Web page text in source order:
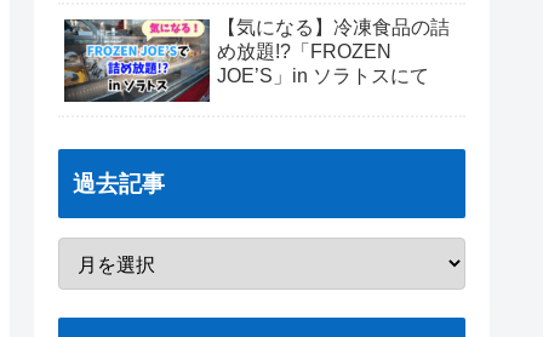
【気になる】冷凍食品の詰
め放題!?「FROZEN
JOE’S」in ソラトスにて
過去記事